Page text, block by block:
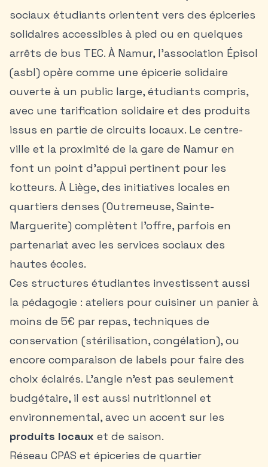
sociaux étudiants orientent vers des épiceries
solidaires accessibles à pied ou en quelques
arrêts de bus TEC. À Namur, l’association Épisol
(asbl) opère comme une épicerie solidaire
ouverte à un public large, étudiants compris,
avec une tarification solidaire et des produits
issus en partie de circuits locaux. Le centre-
ville et la proximité de la gare de Namur en
font un point d’appui pertinent pour les
kotteurs. À Liège, des initiatives locales en
quartiers denses (Outremeuse, Sainte-
Marguerite) complètent l’offre, parfois en
partenariat avec les services sociaux des
hautes écoles.
Ces structures étudiantes investissent aussi
la pédagogie : ateliers pour cuisiner un panier à
moins de 5€ par repas, techniques de
conservation (stérilisation, congélation), ou
encore comparaison de labels pour faire des
choix éclairés. L’angle n’est pas seulement
budgétaire, il est aussi nutritionnel et
environnemental, avec un accent sur les
produits locaux et de saison.
Réseau CPAS et épiceries de quartier